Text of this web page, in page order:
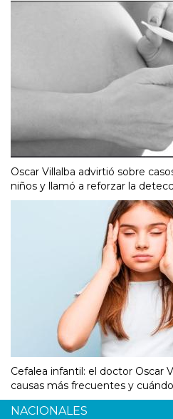
Oscar Villalba advirtió sobre
niños y llamó a reforzar la
Cefalea infantil: el doctor Oscar
causas más frecuentes y
NACIONALES